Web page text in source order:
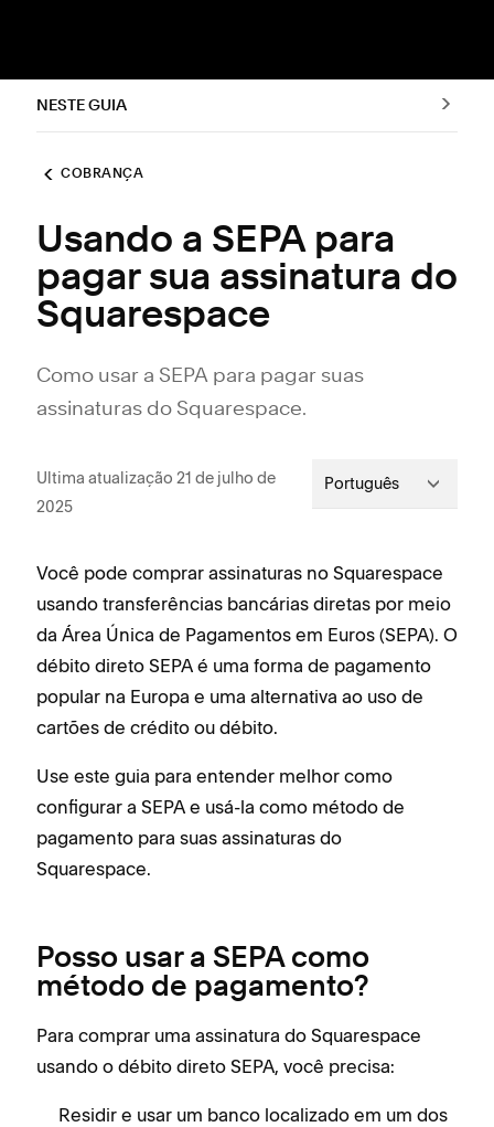
NESTE GUIA
COBRANÇA
Usando a SEPA para
pagar sua assinatura do
Squarespace
Como usar a SEPA para pagar suas
assinaturas do Squarespace.
Ultima atualização 21 de julho de
2025
Português
Você pode comprar ‌assinaturas no Squarespace
usando transferências bancárias diretas por meio
da Área Única de Pagamentos em Euros (SEPA). O
débito direto SEPA é uma forma de pagamento
popular na Europa e uma alternativa ao uso de
cartões de crédito ou débito.
Use este guia para entender melhor como
configurar a SEPA e usá-la como método de
pagamento para suas assinaturas do
Squarespace.
Posso usar a SEPA como
método de pagamento?
Para comprar uma assinatura do Squarespace
usando o débito direto SEPA, você precisa:
Residir e usar um banco localizado em um dos